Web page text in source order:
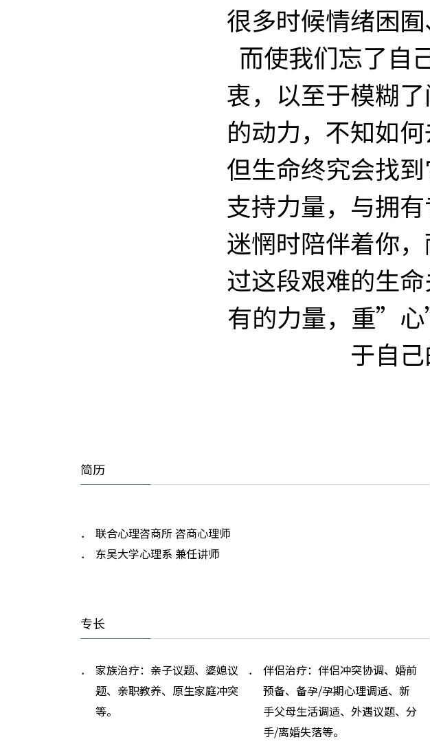
很多时候情绪困
而使我们忘了自
衷，以至于模糊
的动力，不知如何
但生命终究会找
支持力量，与拥
迷惘时陪伴着你
过这段艰难的生
有的力量，重”
于自己
简历
联合心理咨商所 咨商心理师
东吴大学心理系 兼任讲师
专长
家族治疗：亲子议题、婆媳议
题、亲职教养、原生家庭冲突
等。
伴侣治疗：伴侣冲突协调、婚前
预备、备孕/孕期心理调适、新
手父母生活调适、外遇议题、分
手/离婚失落等。